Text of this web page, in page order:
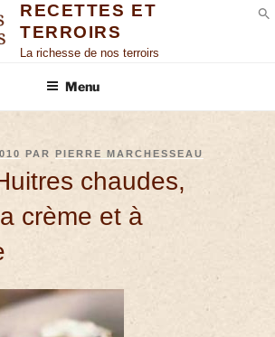
RECETTES ET
TERROIRS
La richesse de nos terroirs
Menu
PAR PIERRE MARCHESSEAU
chaudes,
crème et à